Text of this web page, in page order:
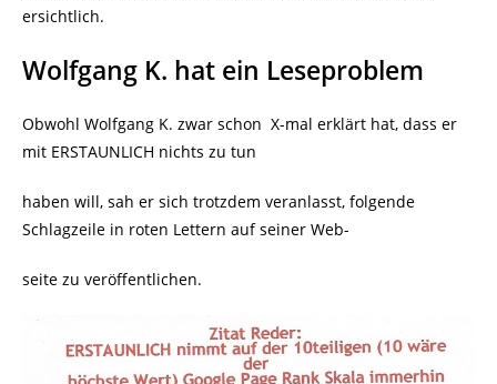
ersichtlich.
Wolfgang K. hat ein Leseproblem
Obwohl Wolfgang K. zwar schon X-mal erklärt hat, dass er
mit ERSTAUNLICH nichts zu tun
haben will, sah er sich trotzdem veranlasst, folgende
Schlagzeile in roten Lettern auf seiner Web-
seite zu veröffentlichen.